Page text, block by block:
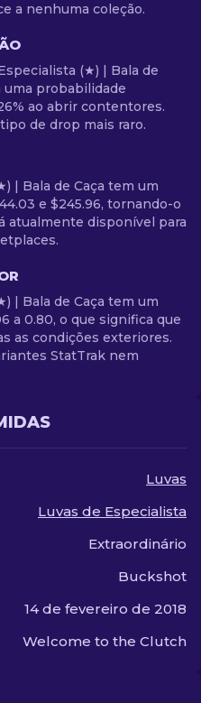
a nenhuma coleção.
(★) | Bala de
uma probabilidade
ao abrir contentores.
de drop mais raro.
| Bala de Caça tem um
e $245.96, tornando-o
atualmente disponível para
| Bala de Caça tem um
a 0.80, o que significa que
as condições exteriores.
StatTrak nem
Luvas
Luvas de Especialista
Extraordinário
Buckshot
14 de fevereiro de 2018
Welcome to the Clutch